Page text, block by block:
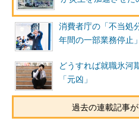
消費者庁の「不当処
年間の一部業務停止
どうすれば就職氷
「元凶」
過去の連載記事